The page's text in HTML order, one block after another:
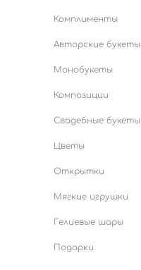
Комплименты
Авторские букеты
Монобукеты
Композиции
Свадебные букеты
Цветы
Открытки
Мягкие игрушки
Гелиевые шары
Подарки